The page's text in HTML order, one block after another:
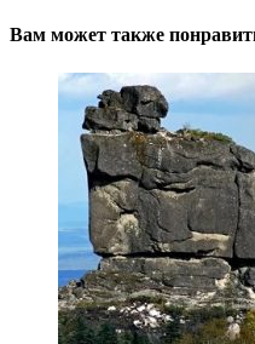
Вам может также